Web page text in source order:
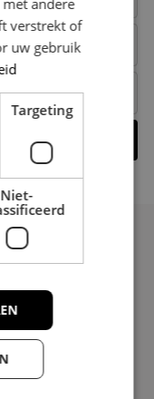
verstrekt of
uw gebruik
Targeting
Niet-